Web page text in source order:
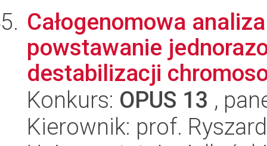
Całogenomowa
powstawanie
destabilizacji
Konkurs: OPUS 13 ,
Kierownik: prof.